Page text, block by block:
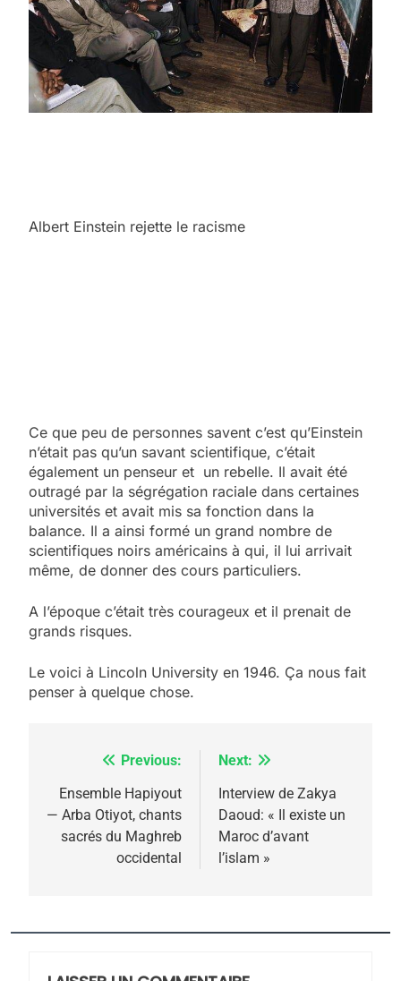
Albert Einstein rejette le racisme
Ce que peu de personnes savent c’est qu’Einstein
n’était pas qu’un savant scientifique, c’était
également un penseur et un rebelle. Il avait été
outragé par la ségrégation raciale dans certaines
universités et avait mis sa fonction dans la
balance. Il a ainsi formé un grand nombre de
scientifiques noirs américains à qui, il lui arrivait
même, de donner des cours particuliers.
A l’époque c’était très courageux et il prenait de
grands risques.
Le voici à Lincoln University en 1946. Ça nous fait
penser à quelque chose.
Navigation
de
l’article
Previous:
Ensemble Hapiyout
— Arba Otiyot, chants
sacrés du Maghreb
occidental
Next:
Interview de Zakya
Daoud: « Il existe un
Maroc d’avant
l’islam »
meurtrière selon le
rapport d’ADL contre
FRANCE
FIÈRE, DIGNE ET RÉSILIENTE :
POURQUOI JE REVENDIQUE
MA JUDAÏTE par Thérèse
Zrihen-Dvir
ISRAÉL JUDAISME
JUDAISME